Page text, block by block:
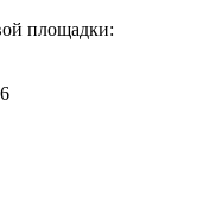
площадки: